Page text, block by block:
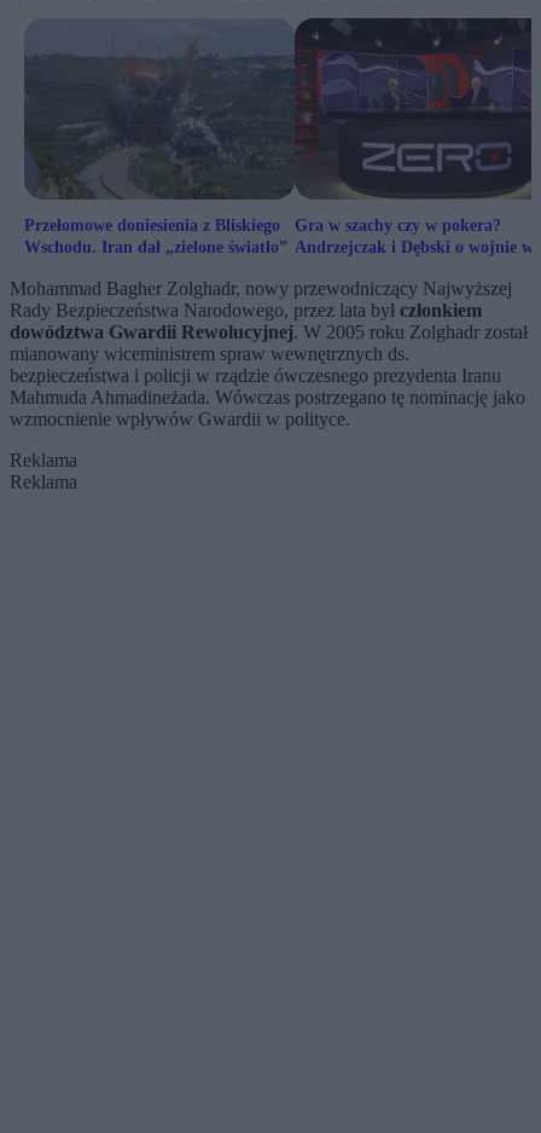
Przełomowe doniesienia z Bliskiego
Wschodu. Iran dał „zielone światło”
Gra w szachy czy w pokera?
Andrzejczak i Dębski o wojnie w
Mohammad Bagher Zolghadr, nowy przewodniczący Najwyższej
Rady Bezpieczeństwa Narodowego, przez lata był członkiem
dowództwa Gwardii Rewolucyjnej. W 2005 roku Zolghadr został
mianowany wiceministrem spraw wewnętrznych ds.
bezpieczeństwa i policji w rządzie ówczesnego prezydenta Iranu
Mahmuda Ahmadineżada. Wówczas postrzegano tę nominację jako
wzmocnienie wpływów Gwardii w polityce.
Reklama
Reklama